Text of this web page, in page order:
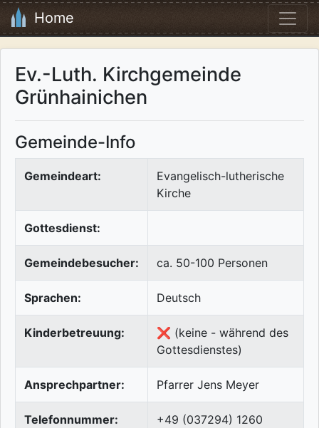
Home
Ev.-Luth. Kirchgemeinde
Grünhainichen
Gemeinde-Info
Gemeindeart:
Evangelisch-lutherische
Kirche
Gottesdienst:
Gemeindebesucher: ca. 50-100 Personen
Sprachen: Deutsch
Kinderbetreuung:
❌ (keine - während des
Gottesdienstes)
Ansprechpartner: Pfarrer Jens Meyer
Telefonnummer: +49 (037294) 1260